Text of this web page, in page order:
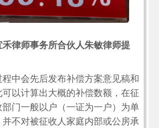
禾律师事务所合伙人朱敏律师提
中会先后发布补偿方案意见稿和
以计算出大概的补偿数额，在征
门一般以户（一证为一户）为单
不对被征收人家庭内部或公房承